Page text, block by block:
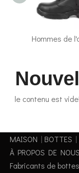
le contenu est
MAISON | BOTTES |
À PROPOS DE NOUS
Fabricants de